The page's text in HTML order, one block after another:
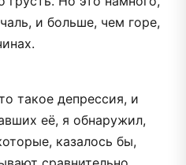
и больше, чем горе,
такое депрессия, и
её, я обнаружил,
казалось бы,